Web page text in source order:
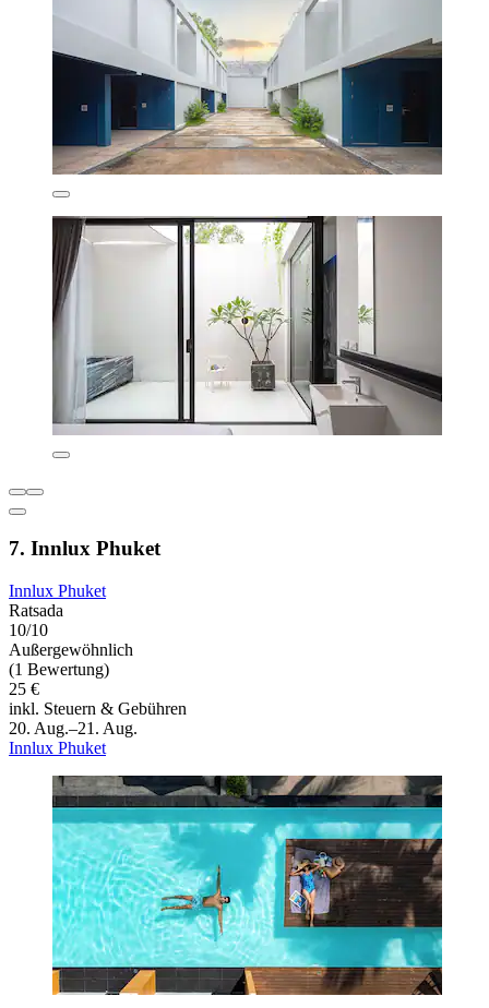
7. Innlux Phuket
Innlux Phuket
Ratsada
10/10
Außergewöhnlich
(1 Bewertung)
25 €
inkl. Steuern & Gebühren
20. Aug.–21. Aug.
Innlux Phuket